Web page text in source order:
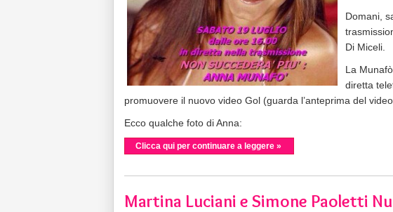
Domani,
Di Miceli.
La
diretta
promuovere il nuovo video Gol (guarda l’anteprima del
Ecco qualche foto di Anna:
Clicca qui per continuare a leggere »
Martina Luciani e Simone Paoletti